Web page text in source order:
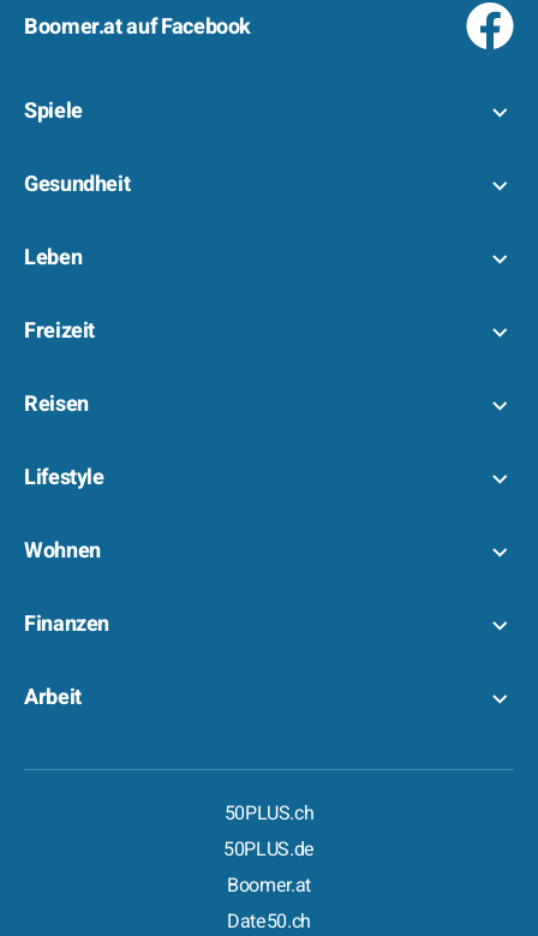
Boomer.at auf Facebook
Spiele
Gesundheit
Leben
Freizeit
Reisen
Lifestyle
Wohnen
Finanzen
Arbeit
50PLUS.ch
50PLUS.de
Boomer.at
Date50.ch